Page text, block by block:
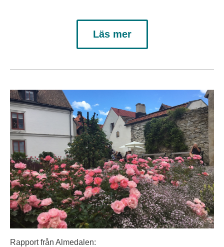
Läs mer
Rapport från Almedalen: